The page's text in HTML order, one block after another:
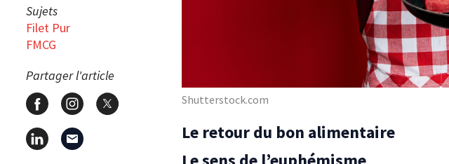
Sujets
Filet Pur
FMCG
Partager l'article
Shutterstock.com
Le retour du bon alimentaire